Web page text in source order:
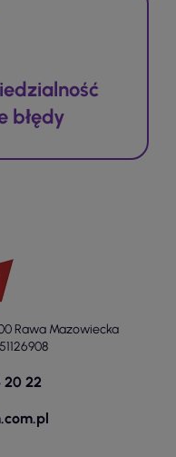
błędy
Rawa Mazowiecka
20 22